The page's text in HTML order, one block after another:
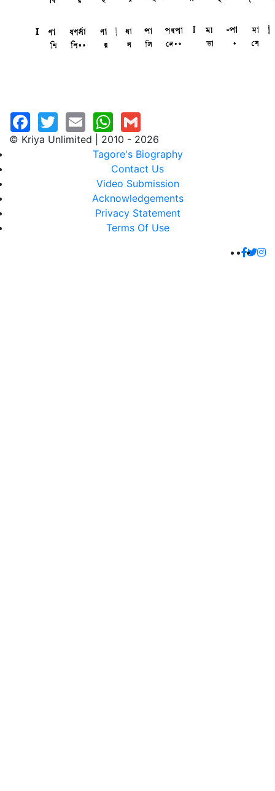
© Kriya Unlimited | 2010 - 2026
Tagore's Biography
Contact Us
Video Submission
Acknowledgements
Privacy Statement
Terms Of Use